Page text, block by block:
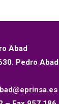
Abad
Pedro Abad